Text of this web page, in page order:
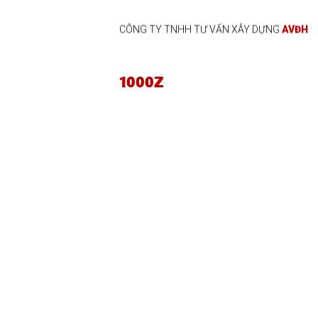
CÔNG TY TNHH TƯ VẤN XÂY DỰNG AVĐH
1000Z